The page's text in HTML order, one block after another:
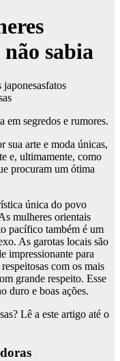
não sabia
fatos
em segredos e rumores.
sua arte e moda únicas,
e, ultimamente, como
procuram um ótima
única do povo
mulheres orientais
pacífico também é um
As garotas locais são
impressionante para
com os mais
grande respeito. Esse
duro e boas ações.
Lê a este artigo até o